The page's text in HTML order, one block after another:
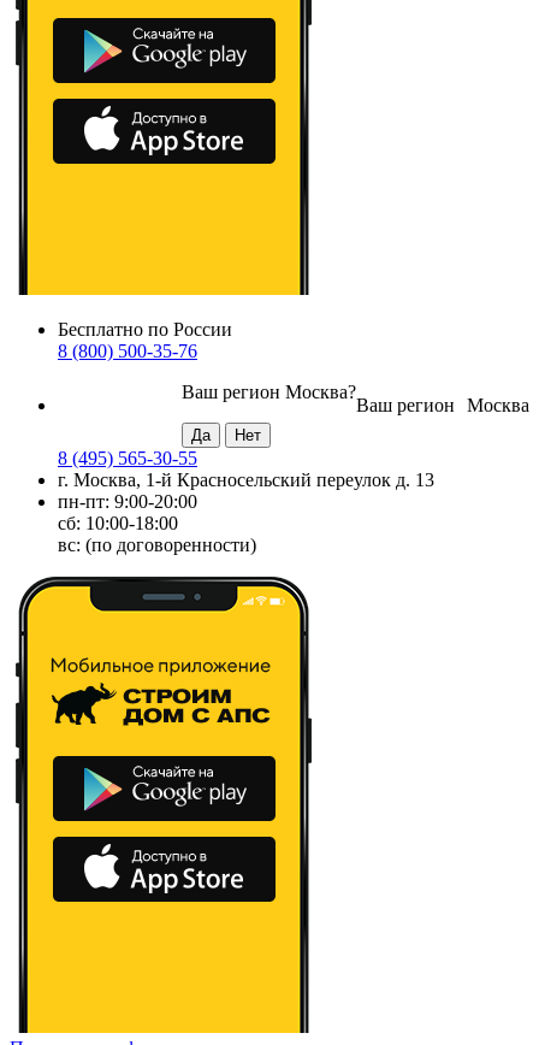
Бесплатно по России
8 (800) 500-35-76
Москва
Ваш регион
Ваш регион Москва?
8 (495) 565-30-55
г. Москва, 1-й Красносельский переулок д. 13
пн-пт: 9:00-20:00
сб: 10:00-18:00
вс: (по договоренности)